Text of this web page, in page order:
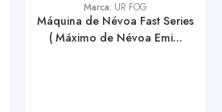
Marca: UR FOG
Máquina de Névoa Fast Series
( Máximo de Névoa Emi...